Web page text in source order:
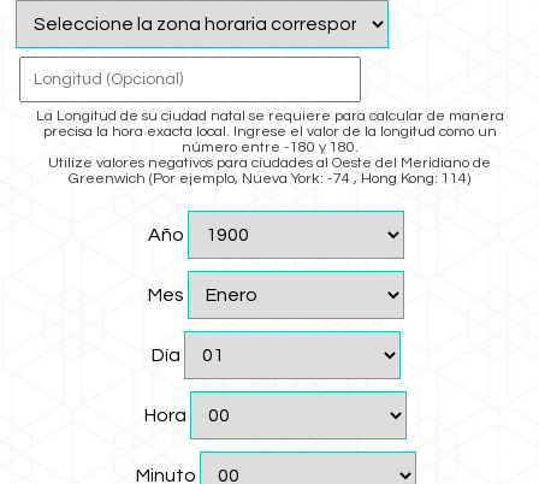
La Longitud de su ciudad natal se requiere para calcular de manera
precisa la hora exacta local. Ingrese el valor de la longitud como un
número entre -180 y 180.
Utilize valores negativos para ciudades al Oeste del Meridiano de
Greenwich (Por ejemplo, Nueva York: -74 , Hong Kong: 114)
Año
Mes
Día
Hora
Minuto